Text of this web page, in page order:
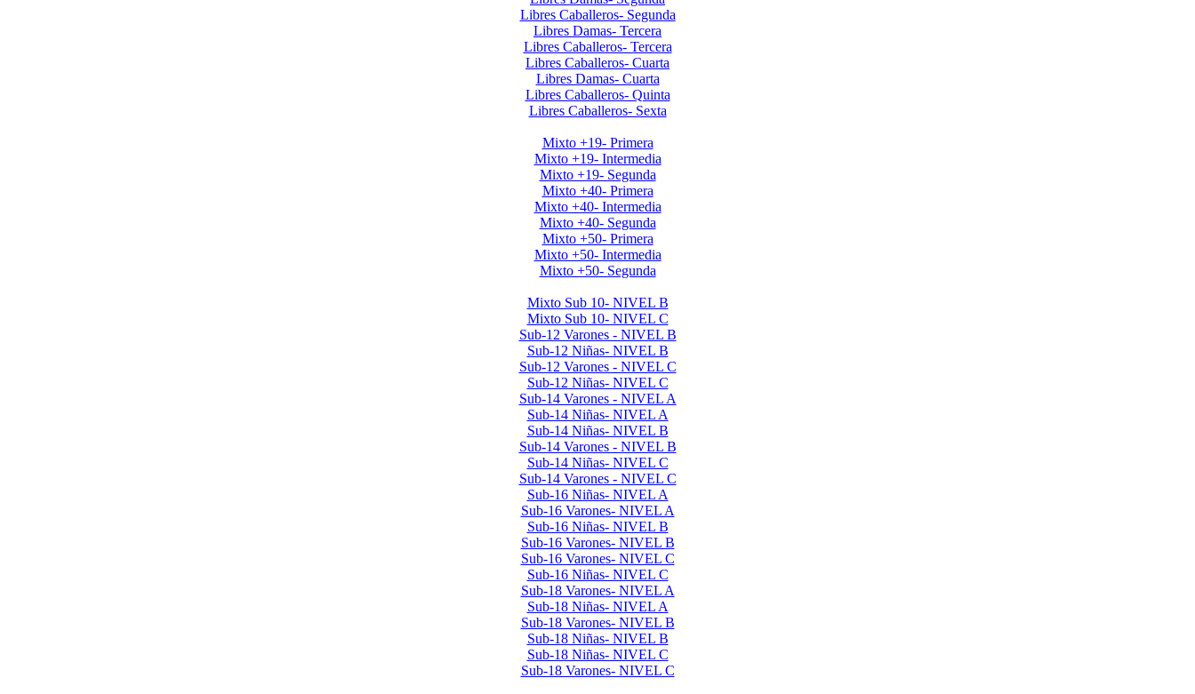
Libres Caballeros- Segunda
Libres Damas- Tercera
Libres Caballeros- Tercera
Libres Caballeros- Cuarta
Libres Damas- Cuarta
Libres Caballeros- Quinta
Libres Caballeros- Sexta
Mixto +19- Primera
Mixto +19- Intermedia
Mixto +19- Segunda
Mixto +40- Primera
Mixto +40- Intermedia
Mixto +40- Segunda
Mixto +50- Primera
Mixto +50- Intermedia
Mixto +50- Segunda
Mixto Sub 10- NIVEL B
Mixto Sub 10- NIVEL C
Sub-12 Varones - NIVEL B
Sub-12 Niñas- NIVEL B
Sub-12 Varones - NIVEL C
Sub-12 Niñas- NIVEL C
Sub-14 Varones - NIVEL A
Sub-14 Niñas- NIVEL A
Sub-14 Niñas- NIVEL B
Sub-14 Varones - NIVEL B
Sub-14 Niñas- NIVEL C
Sub-14 Varones - NIVEL C
Sub-16 Niñas- NIVEL A
Sub-16 Varones- NIVEL A
Sub-16 Niñas- NIVEL B
Sub-16 Varones- NIVEL B
Sub-16 Varones- NIVEL C
Sub-16 Niñas- NIVEL C
Sub-18 Varones- NIVEL A
Sub-18 Niñas- NIVEL A
Sub-18 Varones- NIVEL B
Sub-18 Niñas- NIVEL B
Sub-18 Niñas- NIVEL C
Sub-18 Varones- NIVEL C